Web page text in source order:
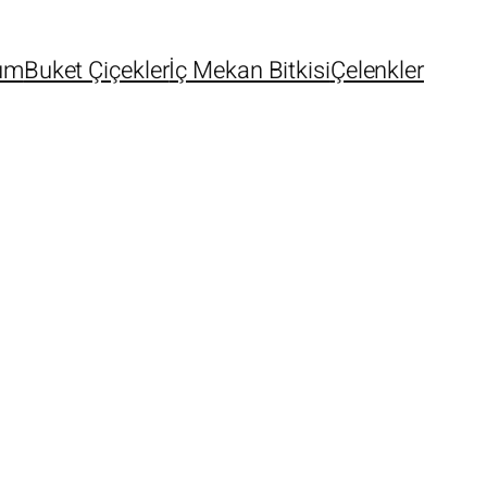
Buket Çiçeklerİç Mekan BitkisiÇelenkler